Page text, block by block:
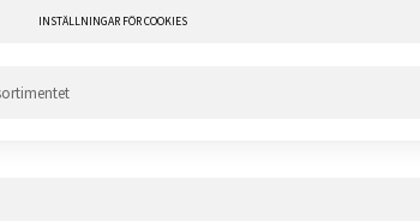
INSTÄLLNINGAR FÖR COOKIES